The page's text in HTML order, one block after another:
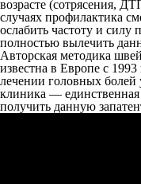
возрасте (сотрясения,
случаях профилактика
ослабить частоту и силу
полностью вылечить
Авторская методика
известна в Европе с
лечении головных болей
клиника —
получить данную